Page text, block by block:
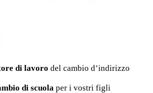
di lavoro del cambio d’indirizzo
di scuola per i vostri figli